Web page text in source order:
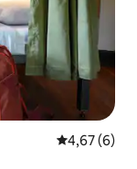
Note
4,67 (6)